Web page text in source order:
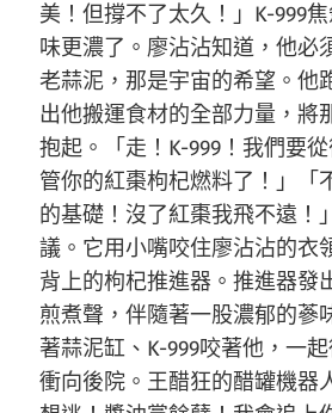
美！但撐不了太久！」K-999
味更濃了。廖沾沾知道，他必
老蒜泥，那是宇宙的希望。他
出他搬運食材的全部力量，將
抱起。「走！K-999！我們要
管你的紅棗枸杞燃料了！」「
的基礎！沒了紅棗我飛不遠！
議。它用小嘴咬住廖沾沾的衣
背上的枸杞推進器。推進器發
煎煮聲，伴隨著一股濃郁的蔘
著蒜泥缸、K-999咬著他，一
衝向後院。王醋狂的醋罐機器